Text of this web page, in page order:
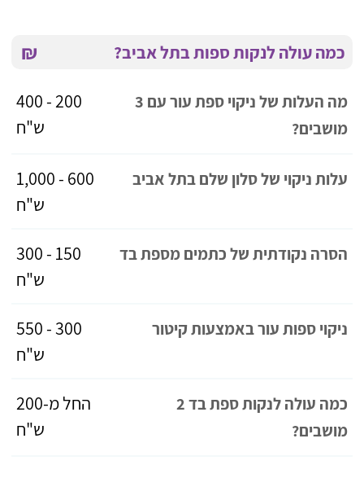
₪ כמה עולה לנקות ספות בתל אביב?
מה העלות של ניקוי ספת עור עם 3
מושבים?
200 - 400
ש"ח
עלות ניקוי של סלון שלם בתל אביב
600 - 1,000
ש"ח
הסרה נקודתית של כתמים מספת בד
150 - 300
ש"ח
ניקוי ספות עור באמצעות קיטור
300 - 550
ש"ח
כמה עולה לנקות ספת בד 2
מושבים?
החל מ-200
ש"ח